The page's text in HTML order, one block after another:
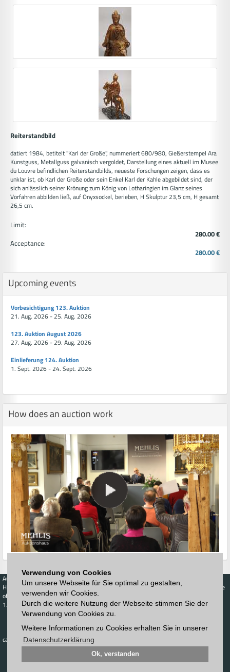
Verwendung von Cookies
Um unsere Webseite für Sie optimal zu gestalten,
verwenden wir Cookies.
Durch die weitere Nutzung der Webseite stimmen Sie der
Verwendung von Cookies zu.
Weitere Informationen zu Cookies erhalten Sie in unserer
Datenschutzerklärung
Ok, verstanden
Reiterstandbild
datiert 1984, betitelt "Karl der Große", nummeriert 680/980, Gießerstempel Ara
Kunstguss, Metallguss galvanisch vergoldet, Darstellung eines aktuell im Musee
du Louvre befindlichen Reiterstandbilds, neueste Forschungen zeigen, dass es
unklar ist, ob Karl der Große oder sein Enkel Karl der Kahle abgebildet sind, der
sich anlässlich seiner Krönung zum König von Lotharingien im Glanz seines
Vorfahren abbilden ließ, auf Onyxsockel, berieben, H Skulptur 23,5 cm, H gesamt
26,5 cm.
Limit:
280.00 €
Acceptance:
280.00 €
Upcoming events
Vorbesichtigung 123. Auktion
21. Aug. 2026 - 25. Aug. 2026
123. Auktion August 2026
27. Aug. 2026 - 29. Aug. 2026
Einlieferung 124. Auktion
1. Sept. 2026 - 24. Sept. 2026
How does an auction work
Auctions
Highest acceptance
of bids
123. Auktion
Schedule
Interactive
catalog
Buy
Live-Auction
Calendar
Sell
Highest acceptance
Auction house
Sign up
Contact
Imprint